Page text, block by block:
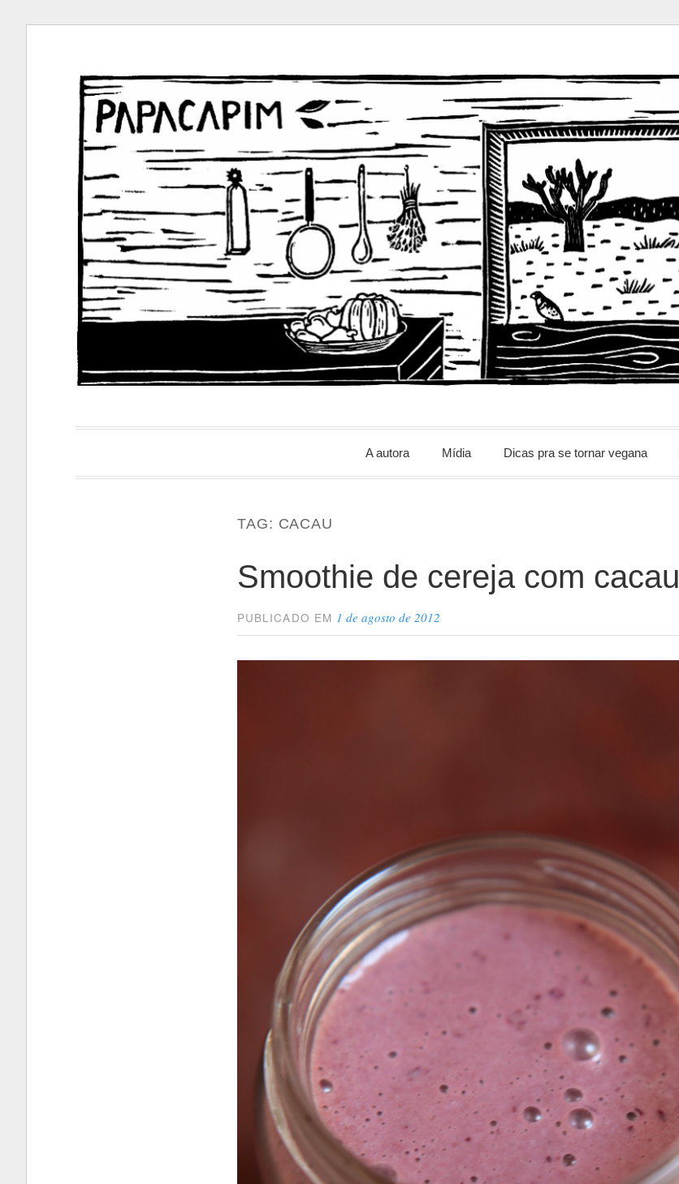
conteúdo
PapacapimA autora Mídia Dicas pra se tornar vegana
TAG: CACAU
Smoothie de cereja com cacau
PUBLICADO EM 1 de agosto de 2012